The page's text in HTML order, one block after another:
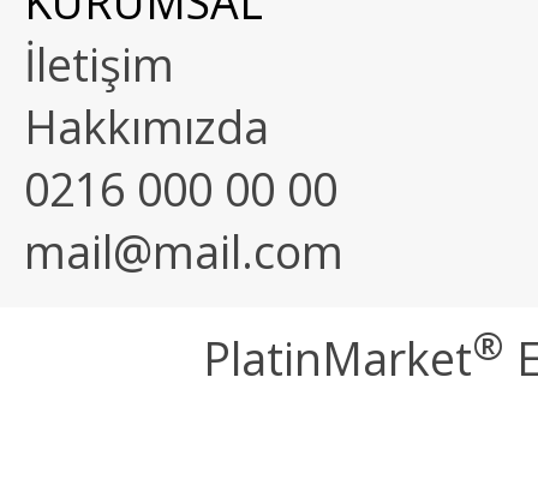
İletişim
Hakkımızda
0216 000 00 00
mail@mail.com
PlatinMarket®